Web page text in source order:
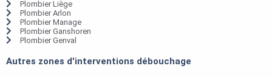
Plombier Liège
Plombier Arlon
Plombier Manage
Plombier Ganshoren
Plombier Genval
Autres zones d'interventions débouchage